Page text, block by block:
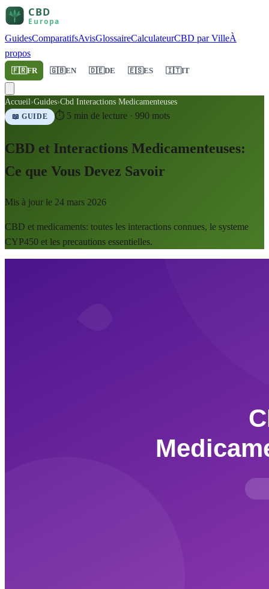
GuidesComparatifsAvisGlossaireCalculateurCBD par VilleÀ
propos
🇫🇷FR 🇬🇧EN 🇩🇪DE 🇪🇸ES 🇮🇹IT
Accueil›Guides›Cbd Interactions Medicamenteuses
📖 GUIDE ⏱ 5 min de lecture ·990 mots
CBD et Interactions Medicamenteuses:
Ce que Vous Devez Savoir
Mis à jour le 24 mars 2026
CBD et medicaments: toutes les interactions connues, le systeme
CYP450 et les precautions essentielles.